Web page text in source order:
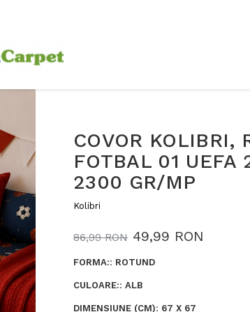
COVOR KOLIBRI,
FOTBAL 01
2300 GR/MP
Kolibri
86,99 RON 49,99 RON
FORMA:: ROTUND
CULOARE:: ALB
DIMENSIUNE (CM): 67 X 67